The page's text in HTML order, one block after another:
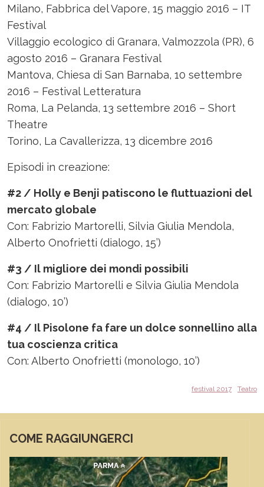
Milano, Fabbrica del Vapore, 15 maggio 2016 – IT
Festival
Villaggio ecologico di Granara, Valmozzola (PR), 6
agosto 2016 – Granara Festival
Mantova, Chiesa di San Barnaba, 10 settembre
2016 – Festival Letteratura
Roma, La Pelanda, 13 settembre 2016 – Short
Theatre
Torino, La Cavallerizza, 13 dicembre 2016
Episodi in creazione:
#2 / Holly e Benji patiscono le fluttuazioni del
mercato globale
Con: Fabrizio Martorelli, Silvia Giulia Mendola,
Alberto Onofrietti (dialogo, 15’)
#3 / Il migliore dei mondi possibili
Con: Fabrizio Martorelli e Silvia Giulia Mendola
(dialogo, 10’)
#4 / Il Pisolone fa fare un dolce sonnellino alla
tua coscienza critica
Con: Alberto Onofrietti (monologo, 10’)
Teatro
festival 2017
COME RAGGIUNGERCI